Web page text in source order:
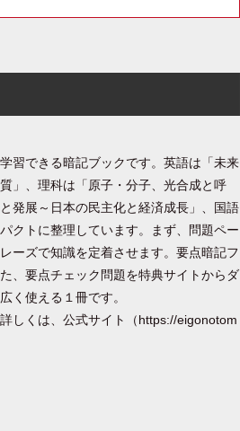
習できる暗記ブックです。英語は「未来
」、理科は「原子・分子、光合成と呼
発展～日本の民主化と経済成長」、国語
クトに整理しています。まず、問題ペー
ーズで知識を定着させます。要点暗記フ
、要点チェック問題を特典サイトからダ
く使える１冊です。
しくは、公式サイト（https://eigonotom